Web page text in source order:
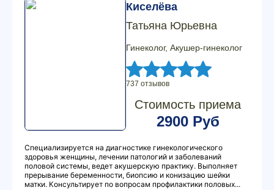
Киселёва
Татьяна Юрьевна
Гинеколог, Акушер-гинеколог
737 отзывов
Стоимость приема
2900 Руб
Специализируется на диагностике гинекологического
здоровья женщины, лечении патологий и заболеваний
половой системы, ведет акушерскую практику. Выполняет
прерывание беременности, биопсию и конизацию шейки
матки. Консультирует по вопросам профилактики половых...